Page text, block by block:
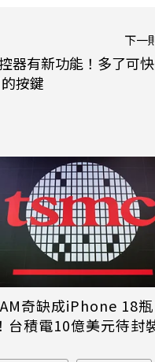
下一
器有新功能！多了可
按鍵
奇缺成iPhone 18瓶
台積電10億美元待封